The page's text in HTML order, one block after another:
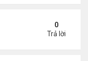
1/28/22
0
Trả lời